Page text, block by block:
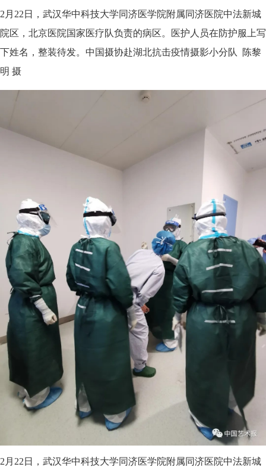
2月22日，武汉华中科技大学同济医学院附属同济医院中法新城
院区，北京医院国家医疗队负责的病区。医护人员在防护服上写
下姓名，整装待发。中国摄协赴湖北抗击疫情摄影小分队 陈黎
明 摄
2月22日，武汉华中科技大学同济医学院附属同济医院中法新城